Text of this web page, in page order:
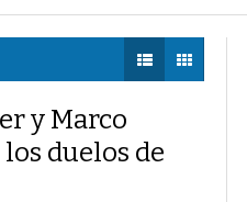
AND
MEJOR 97.1
GALLITO
11 horas -
incrementar recaudación- hace 12
y Marco
duelos de